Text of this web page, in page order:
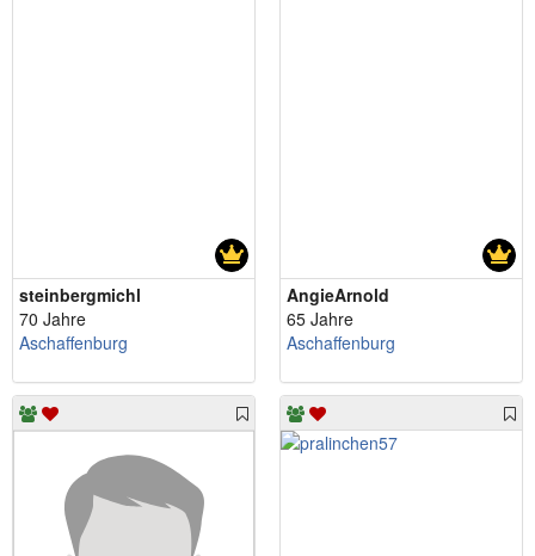
steinbergmichl
70 Jahre
Aschaffenburg
AngieArnold
65 Jahre
Aschaffenburg